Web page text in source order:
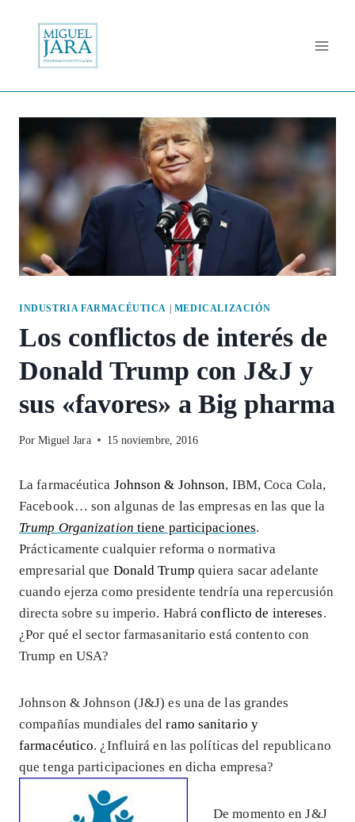
contenido
INDUSTRIA FARMACÉUTICA MEDICALIZACIÓN
Los conflictos de interés de
Donald Trump con J&J y
sus «favores» a Big pharma
Por Miguel Jara 15 noviembre, 2016
La farmacéutica Johnson & Johnson, IBM, Coca Cola,
Facebook… son algunas de las empresas en las que la
Trump Organization tiene participaciones.
Prácticamente cualquier reforma o normativa
empresarial que Donald Trump quiera sacar adelante
cuando ejerza como presidente tendría una repercusión
directa sobre su imperio. Habráconflicto de intereses.
¿Por qué el sector farmasanitario está contento con
Trump en USA?
Johnson & Johnson (J&J) es una de las grandes
compañías mundiales delramo sanitario y
farmacéutico. ¿Influirá en las políticas del republicano
que tenga participaciones en dicha empresa?
De momento en J&J